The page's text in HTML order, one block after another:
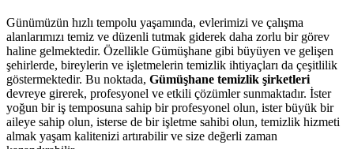
Günümüzün hızlı tempolu yaşamında, evlerimizi ve çalışma
alanlarımızı temiz ve düzenli tutmak giderek daha zorlu bir görev
haline gelmektedir. Özellikle Gümüşhane gibi büyüyen ve gelişen
şehirlerde, bireylerin ve işletmelerin temizlik ihtiyaçları da çeşitlilik
göstermektedir. Bu noktada, Gümüşhane temizlik şirketleri
devreye girerek, profesyonel ve etkili çözümler sunmaktadır. İster
yoğun bir iş temposuna sahip bir profesyonel olun, ister büyük bir
aileye sahip olun, isterse de bir işletme sahibi olun, temizlik hizmeti
almak yaşam kalitenizi artırabilir ve size değerli zaman